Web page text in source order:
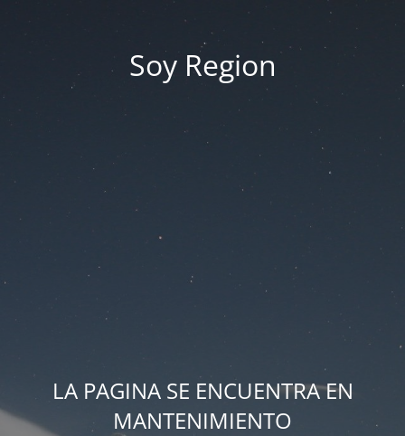
Soy Region
LA PAGINA SE ENCUENTRA EN
MANTENIMIENTO